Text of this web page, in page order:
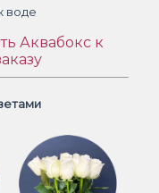
воде
Аквабокс к